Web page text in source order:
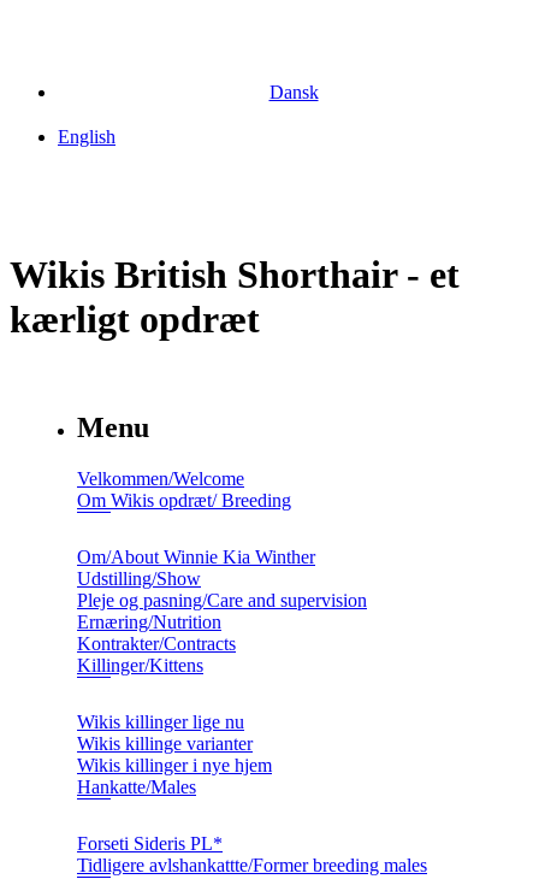
Dansk
English
Wikis British Shorthair - et
kærligt opdræt
Menu
Velkommen/Welcome
Om Wikis opdræt/ Breeding
Om/About Winnie Kia Winther
Udstilling/Show
Pleje og pasning/Care and supervision
Ernæring/Nutrition
Kontrakter/Contracts
Killinger/Kittens
Wikis killinger lige nu
Wikis killinge varianter
Wikis killinger i nye hjem
Hankatte/Males
Forseti Sideris PL*
Tidligere avlshankattte/Former breeding males